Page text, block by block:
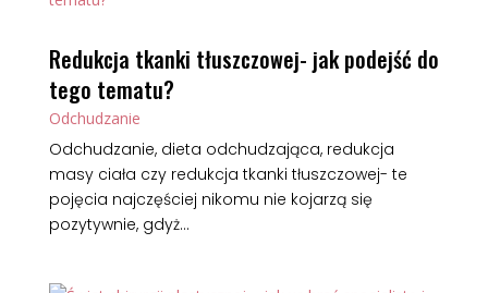
Redukcja tkanki tłuszczowej- jak podejść do
tego tematu?
Odchudzanie
Odchudzanie, dieta odchudzająca, redukcja
masy ciała czy redukcja tkanki tłuszczowej- te
pojęcia najczęściej nikomu nie kojarzą się
pozytywnie, gdyż...